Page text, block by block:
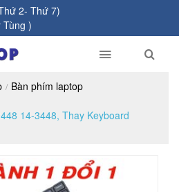
2- Thứ 7)
)
Bàn phím laptop
14-3448, Thay Keyboard